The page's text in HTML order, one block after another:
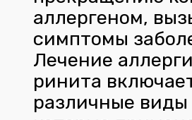
аллергеном,
симптомы
Лечение
ринита
различные виды